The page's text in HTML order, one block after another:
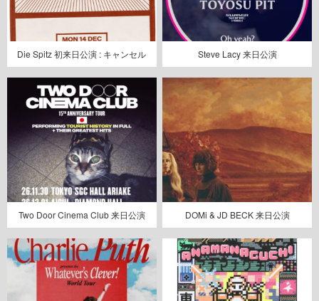
Die Spitz 初来日公演 : キャンセル Steve Lacy 来日公演
Two Door Cinema Club 来日公演 DOMi & JD BECK 来日公演